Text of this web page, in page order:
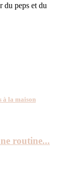
du peps et du
à la maison
routine...